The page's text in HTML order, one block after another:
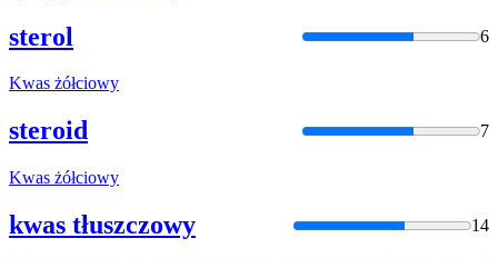
sterol 6
Kwas żółciowy
steroid 7
Kwas żółciowy
kwas tłuszczowy 14